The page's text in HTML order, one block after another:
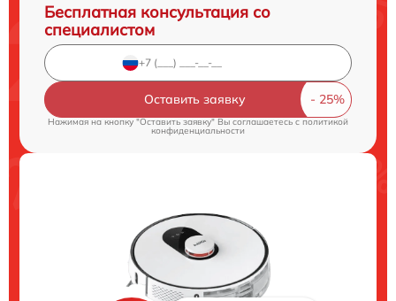
Бесплатная консультация со
специалистом
Оставить заявку
Нажимая на кнопку "Оставить заявку" Вы соглашаетесь cполитикой
конфиденциальности